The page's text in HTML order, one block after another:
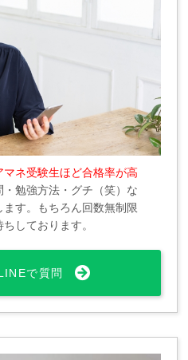
ネ受験生ほど合格率が高
勉強方法・グチ（笑）な
す。もちろん回数無制限
しております。
で質問